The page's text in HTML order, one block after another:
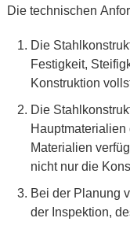
Die technischen
Die
Festigkeit,
Konstruktion
Die
Materialien
nicht nur die
Bei der Planung
der Inspektion,